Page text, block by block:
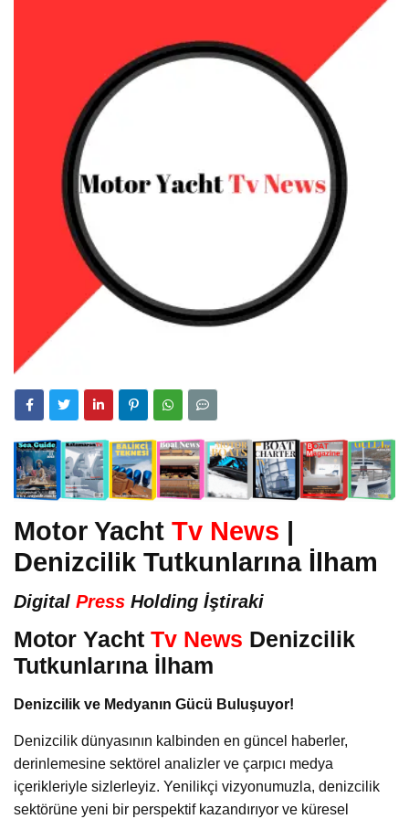
Motor Yacht Tv News |
Denizcilik Tutkunlarına İlham
Digital Press Holding İştiraki
Motor Yacht Tv News Denizcilik
Tutkunlarına İlham
Denizcilik ve Medyanın Gücü Buluşuyor!
Denizcilik dünyasının kalbinden en güncel haberler,
derinlemesine sektörel analizler ve çarpıcı medya
içerikleriyle sizlerleyiz. Yenilikçi vizyonumuzla, denizcilik
sektörüne yeni bir perspektif kazandırıyor ve küresel